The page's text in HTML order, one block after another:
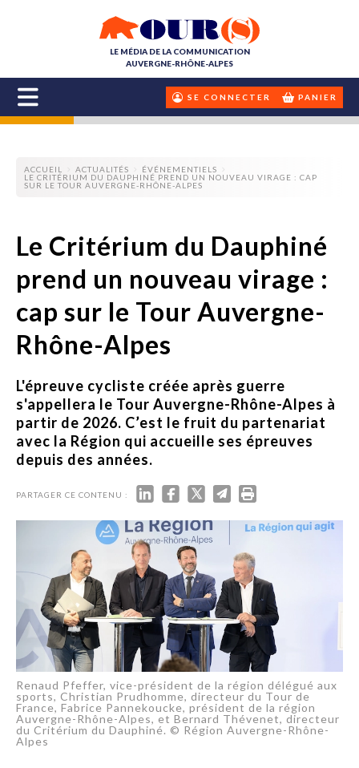
LE MÉDIA DE LA COMMUNICATION
AUVERGNE-RHÔNE-ALPES
SE CONNECTER PANIER
ACCUEIL ACTUALITÉS
ÉVÉNEMENTIELS
LE CRITÉRIUM DU DAUPHINÉ PREND UN NOUVEAU VIRAGE : CAP
SUR LE TOUR AUVERGNE-RHÔNE-ALPES
Le Critérium du Dauphiné
prend un nouveau virage :
cap sur le Tour Auvergne-
Rhône-Alpes
L'épreuve cycliste créée après guerre
s'appellera le Tour Auvergne-Rhône-Alpes à
partir de 2026. C’est le fruit du partenariat
avec la Région qui accueille ses épreuves
depuis des années.
PARTAGER CE CONTENU :
Renaud Pfeffer, vice-président de la région délégué aux
sports, Christian Prudhomme, directeur du Tour de
France, Fabrice Pannekoucke, président de la région
Auvergne-Rhône-Alpes, et Bernard Thévenet, directeur
du Critérium du Dauphiné. © Région Auvergne-Rhône-
Alpes